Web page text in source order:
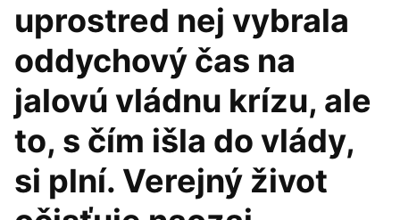
uprostred nej vybrala
oddychový čas na
jalovú vládnu krízu, ale
to, s čím išla do vlády,
si plní. Verejný život